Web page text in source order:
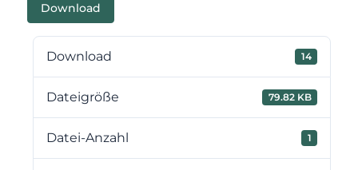
Download
Download 14
Dateigröße 79.82 KB
Datei-Anzahl 1